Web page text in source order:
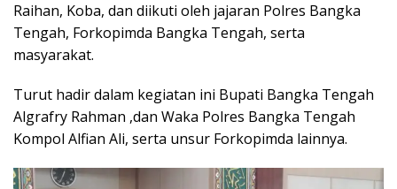
Raihan, Koba, dan diikuti oleh jajaran Polres Bangka
Tengah, Forkopimda Bangka Tengah, serta
masyarakat.
Turut hadir dalam kegiatan ini Bupati Bangka Tengah
Algrafry Rahman ,dan Waka Polres Bangka Tengah
Kompol Alfian Ali, serta unsur Forkopimda lainnya.